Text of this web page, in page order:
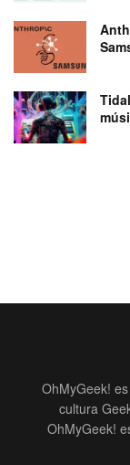
OhMyGeek!
cultura
OhMyGeek!